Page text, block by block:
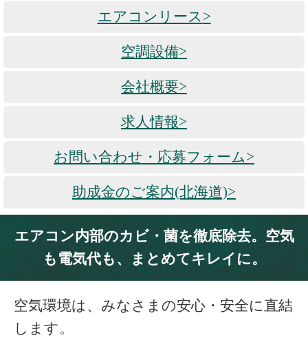
エアコンリース>
空調設備>
会社概要>
求人情報>
お問い合わせ・応募フォーム>
助成金のご案内(北海道)>
エアコン内部のカビ・菌を徹底除去。空気
も電気代も、まとめてキレイに。
空気環境は、みなさまの安心・安全に直結
します。